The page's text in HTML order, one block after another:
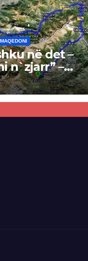
MAQEDONI
në det –
n`zjarr” –
pa u kryer
i tunelit,
e Tetovës
për